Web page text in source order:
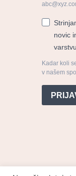
novic
Kadar koli
v našem